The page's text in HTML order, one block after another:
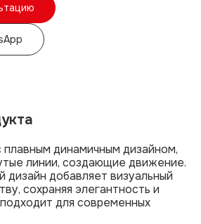
плавным динамичным дизайном,
линии, создающие движение.
дизайн добавляет визуальный
сохраняя элегантность и
для современных